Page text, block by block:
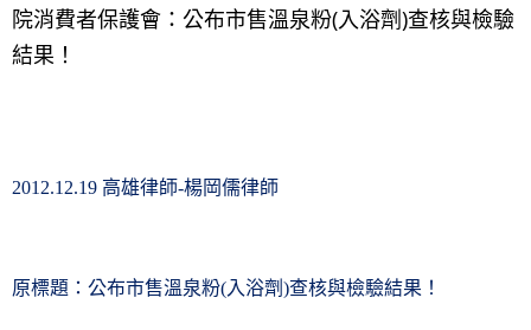
院消費者保護會：公布市售溫泉粉(入浴劑)查核與檢驗
結果！
2012.12.19 高雄律師-楊岡儒律師
原標題：公布市售溫泉粉(入浴劑)查核與檢驗結果！